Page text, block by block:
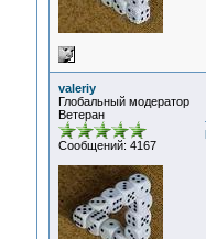
valeriy
Глобальный модератор
Ветеран
Сообщений: 4167